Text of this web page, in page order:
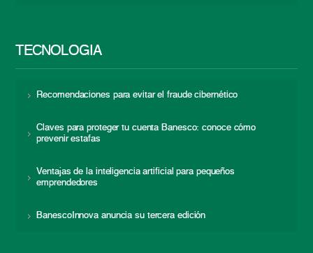
TECNOLOGÍA
Recomendaciones para evitar el fraude cibernético
Claves para proteger tu cuenta Banesco: conoce cómo
prevenir estafas
Ventajas de la inteligencia artificial para pequeños
emprendedores
BanescoInnova anuncia su tercera edición